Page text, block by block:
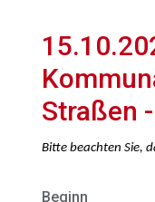
Straßen
Bitte beachten Sie,
Beginn